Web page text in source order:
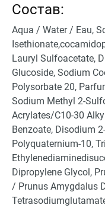
Состав:
Aqua / Water / Eau,
Lauryl Sulfoacetate,
Glucoside, Sodium
Polysorbate 20,
Sodium Methyl 2-
Acrylates/C10-30
Benzoate, Disodium
Polyquaternium-10,
Dipropylene Glycol,
/ Prunus Amygdalus